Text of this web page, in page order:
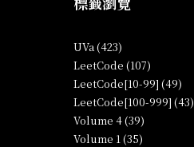
UVa (423)
LeetCode (107)
LeetCode[10-99] (49)
LeetCode[100-999] (43)
Volume 4 (39)
Volume 1 (35)